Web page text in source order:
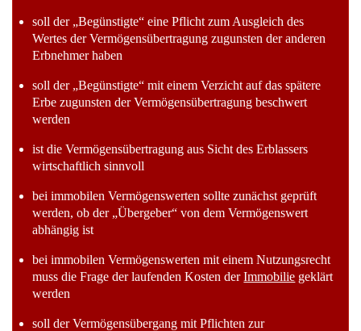
soll der „Begünstigte“ eine Pflicht zum Ausgleich des
Wertes der Vermögensübertragung zugunsten der anderen
Erbnehmer haben
soll der „Begünstigte“ mit einem Verzicht auf das spätere
Erbe zugunsten der Vermögensübertragung beschwert
werden
ist die Vermögensübertragung aus Sicht des Erblassers
wirtschaftlich sinnvoll
bei immobilen Vermögenswerten sollte zunächst geprüft
werden, ob der „Übergeber“ von dem Vermögenswert
abhängig ist
bei immobilen Vermögenswerten mit einem Nutzungsrecht
muss die Frage der laufenden Kosten derImmobilie geklärt
werden
soll der Vermögensübergang mit Pflichten zur